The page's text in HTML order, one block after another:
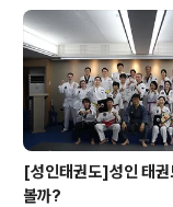
극이 없으면 잘 분비되지
이상 지속되기가 어려우며
중단된다고 하니 얼마나 귀
많이 움직이지 않아 ‘세로토
[성인태권도]성인 태권
볼까?